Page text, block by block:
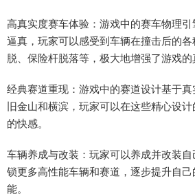
高真实度赛车体验：游戏中的赛车物理
逼真，玩家可以感受到车辆在撞击后的
脱、保险杆脱落等，极大地增强了游戏的
经典赛道重现：游戏中的赛道设计基于
旧金山和横滨，玩家可以在这些精心设
的快感。
车辆养成与改装：玩家可以养成并改装
锁更多高性能车辆和赛道，逐步提升自
能。